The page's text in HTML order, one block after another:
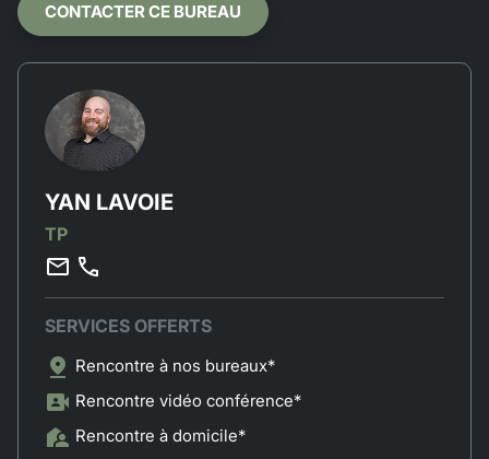
CONTACTER CE BUREAU
YAN LAVOIE
TP
SERVICES OFFERTS
Rencontre à nos bureaux*
Rencontre vidéo conférence*
Rencontre à domicile*